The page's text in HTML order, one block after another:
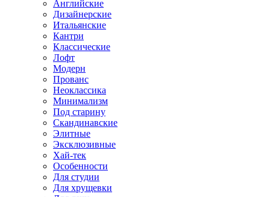
Английские
Дизайнерские
Итальянские
Кантри
Классические
Лофт
Модерн
Прованс
Неоклассика
Минимализм
Под старину
Скандинавские
Элитные
Эксклюзивные
Хай-тек
Особенности
Для студии
Для хрущевки